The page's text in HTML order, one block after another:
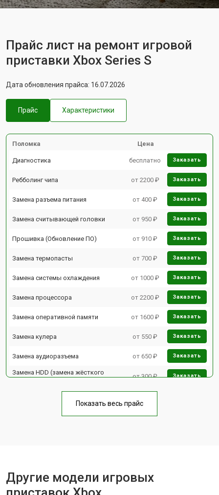
Прайс лист на ремонт игровой
приставки Xbox Series S
Дата обновления прайса: 16.07.2026
Прайс Характеристики
Поломка Цена
Диагностика бесплатно Заказать
Ребболинг чипа от 2200 ₽ Заказать
Замена разъема питания от 400 ₽ Заказать
Замена считывающей головки от 950 ₽ Заказать
Прошивка (Обновление ПО) от 910 ₽ Заказать
Замена термопасты от 700 ₽ Заказать
Замена системы охлаждения от 1000 ₽ Заказать
Замена процессора от 2200 ₽ Заказать
Замена оперативной памяти от 1600 ₽ Заказать
Замена кулера от 550 ₽ Заказать
Замена аудиоразъема от 650 ₽ Заказать
Замена HDD (замена жёсткого
диска)
от 300 ₽ Заказать
от 400 ₽
Замена материнской платы от 1100 ₽
Показать весь прайс
Другие модели игровых